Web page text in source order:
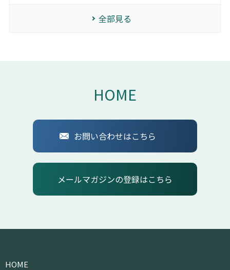
全部見る
HOME
お問い合わせはこちら
メールマガジンの登録はこちら
HOME